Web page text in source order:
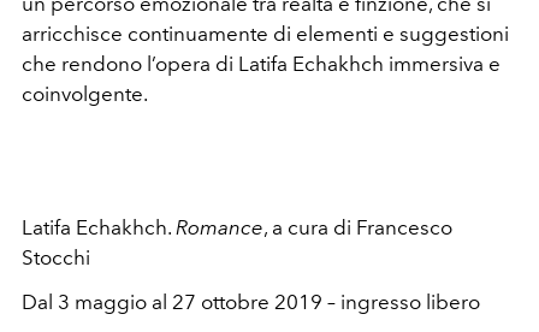
arricchisce continuamente di elementi e suggestioni
che rendono l’opera di Latifa Echakhch immersiva e
coinvolgente.
Latifa Echakhch. Romance, a cura di Francesco
Stocchi
Dal 3 maggio al 27 ottobre 2019 – ingresso libero